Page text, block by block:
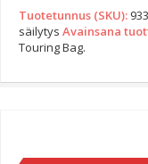
Bag
Quantity
Tuotetunnus (SKU):
säilytys Avainsana
Touring Bag.